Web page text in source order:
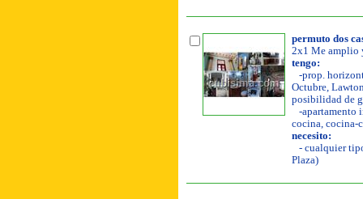
permuto dos
2x1 Me amplio
tengo:
-prop.
Octubre,
posibilidad de
-apartamento
cocina, cocina-
necesito:
- cualquier
Plaza)